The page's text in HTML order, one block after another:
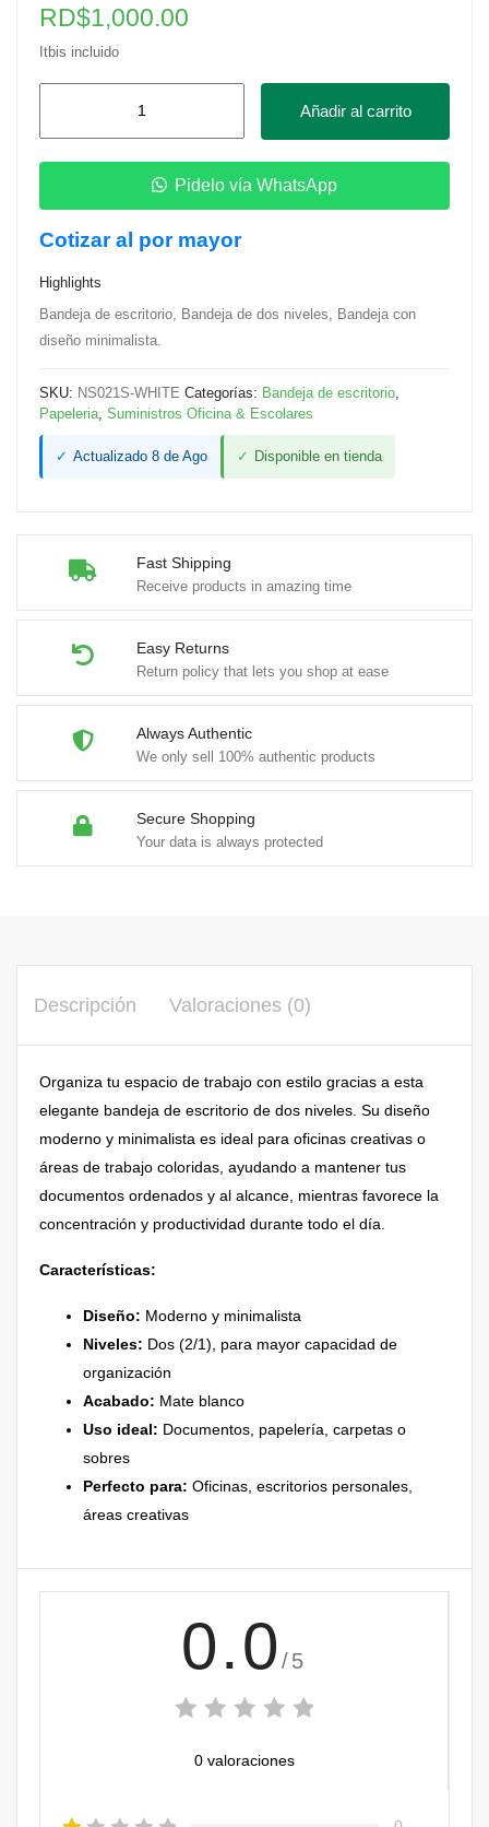
Fast Shipping
Receive products in amazing time
Easy Returns
Return policy that lets you shop at ease
Always Authentic
We only sell 100% authentic products
Secure Shopping
Your data is always protected
RD$1,000.00
Itbis incluido
2
Niveles-
Mate
cantidad
Añadir al carrito
Pidelo vía WhatsApp
Cotizar al por mayor
Highlights
Bandeja de escritorio, Bandeja de dos niveles, Bandeja con
diseño minimalista.
SKU: NS021S-WHITE Categorías: Bandeja de escritorio
Papeleria Suministros Oficina & Escolares
✓ Actualizado 8 de Ago ✓ Disponible en tienda
Descripción Valoraciones (0)
Organiza tu espacio de trabajo con estilo gracias a esta
elegante bandeja de escritorio de dos niveles. Su diseño
moderno y minimalista es ideal para oficinas creativas o
áreas de trabajo coloridas, ayudando a mantener tus
documentos ordenados y al alcance, mientras favorece la
concentración y productividad durante todo el día.
Características:
Diseño: Moderno y minimalista
Niveles: Dos (2/1), para mayor capacidad de
organización
Acabado: Mate blanco
Uso ideal: Documentos, papelería, carpetas o
sobres
Perfecto para: Oficinas, escritorios personales,
áreas creativas
0.0 /5
0 valoraciones